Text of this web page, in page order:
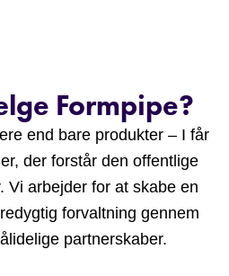
Formpipe?
end bare produkter – I får
der forstår den offentlige
Vi arbejder for at skabe en
forvaltning gennem
partnerskaber.